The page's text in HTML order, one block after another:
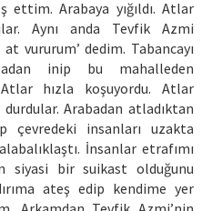
ettim. Arabaya yığıldı. Atlar
Aynı anda Tevfik Azmi
at vururum’ dedim. Tabancayı
inip bu mahalleden
hızla koşuyordu. Atlar
durdular. Arabadan atladıktan
çevredeki insanları uzakta
İnsanlar etrafımı
siyasi bir suikast olduğunu
ateş edip kendime yer